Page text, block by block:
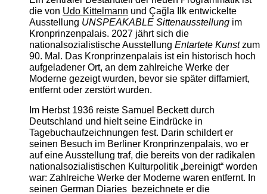
die von Udo Kittelmann und Çağla Ilk entwickelte
Ausstellung UNSPEAKABLE Sittenausstellungim
Kronprinzenpalais. 2027 jährt sich die
nationalsozialistische Ausstellung Entartete Kunstzum
90. Mal. Das Kronprinzenpalais ist ein historisch hoch
aufgeladener Ort, an dem zahlreiche Werke der
Moderne gezeigt wurden, bevor sie später diffamiert,
entfernt oder zerstört wurden.
Im Herbst 1936 reiste Samuel Beckett durch
Deutschland und hielt seine Eindrücke in
Tagebuchaufzeichnungen fest. Darin schildert er
seinen Besuch im Berliner Kronprinzenpalais, wo er
auf eine Ausstellung traf, die bereits von der radikalen
nationalsozialistischen Kulturpolitik „bereinigt“ worden
war: Zahlreiche Werke der Moderne waren entfernt. In
seinen German Diaries bezeichnete er die